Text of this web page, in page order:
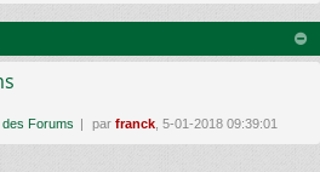
Forums par franck , 5-01-2018 09:39:01